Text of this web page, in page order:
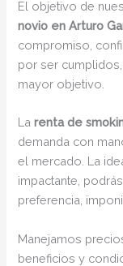
El objetivo de
novio en Arturo
compromiso,
por ser
mayor objetivo.
Larenta de
demanda con
el mercado. La
impactante,
preferencia,
Manejamos
beneficios y